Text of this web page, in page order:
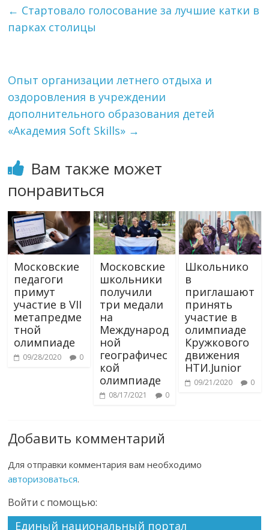
← Стартовало голосование за лучшие катки в
парках столицы
Опыт организации летнего отдыха и
оздоровления в учреждении
дополнительного образования детей
«Академия Soft Skills» →
Вам также может
понравиться
Московские
педагоги
примут
участие в VII
метапредме
тной
олимпиаде
09/28/2020 0
Московские
школьники
получили
три медали
на
Международ
ной
географичес
кой
олимпиаде
08/17/2021 0
Школьнико
в
приглашают
принять
участие в
олимпиаде
Кружкового
движения
НТИ.Junior
09/21/2020 0
Добавить комментарий
Для отправки комментария вам необходимо
авторизоваться.
Войти с помощью:
Единый национальный портал